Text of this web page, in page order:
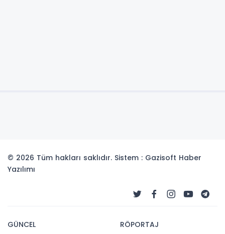
© 2026 Tüm hakları saklıdır. Sistem : Gazisoft Haber
Yazılımı
GÜNCEL
RÖPORTAJ